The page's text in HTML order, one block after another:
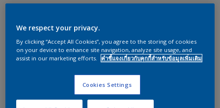
We respect your privacy.
By clicking “Accept All Cookies”, you agree to the storing of cookies
on your device to enhance site navigation, analyze site usage, and
assist in our marketing efforts.
คำชี้แจงเกี่ยวกับคุกกี้สำหรับข้อมูลเพิ่มเติม
Cookies Settings